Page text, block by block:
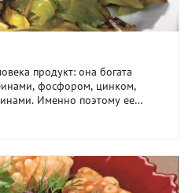
богата
Именно поэтому ее